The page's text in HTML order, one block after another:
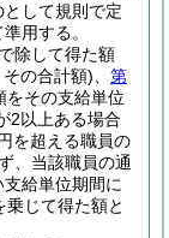
して規則で定
用する。
除して得た額
の合計額)
第
をその支給単位
2以上ある場合
を超える職員の
、当該職員の通
給単位期間に
じて得た額と